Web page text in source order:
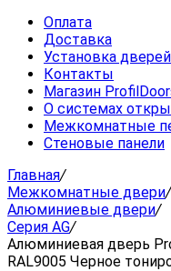
Оплата
Доставка
Установка дверей
Контакты
Магазин
О системах
Межкомнатные
Стеновые панели
Главная/
Межкомнатные двери/
Алюминиевые двери/
Серия AG/
Алюминиевая дверь
RAL9005 Черное